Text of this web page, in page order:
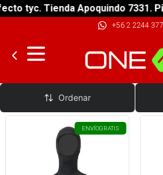
tyc. Tienda Apoquindo 7331.
+56 2 2244
Wetsuits Mujer
Ordenar
ENVÍOGRATIS